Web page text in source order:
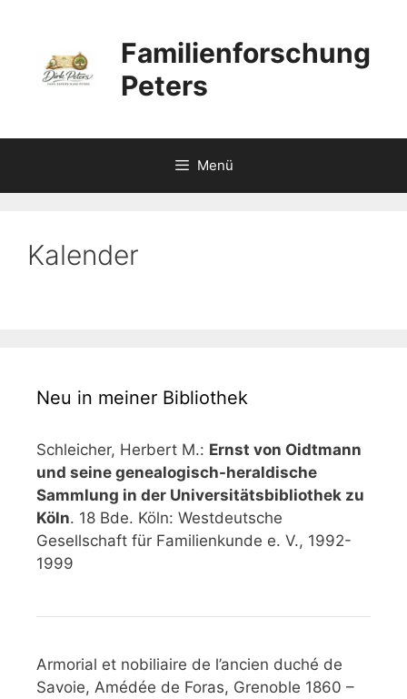
springen
Familienforschung
Peters
Menü
Kalender
Neu in meiner Bibliothek
Schleicher, Herbert M.: Ernst von Oidtmann
und seine genealogisch-heraldische
Sammlung in der Universitätsbibliothek zu
Köln. 18 Bde. Köln: Westdeutsche
Gesellschaft für Familienkunde e. V., 1992-
1999
Armorial et nobiliaire de l’ancien duché de
Savoie, Amédée de Foras, Grenoble 1860 –